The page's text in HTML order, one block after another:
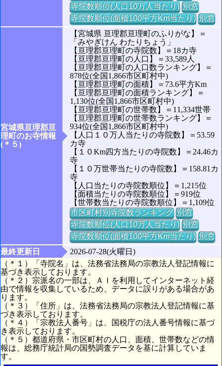
寺院数順位(人口10万人当たり) 別窓
寺院数順位(面積100平方Km当たり) 別窓
宮城県亘理郡亘
理町のお寺情報
(＊５)
【宮城県 亘理郡亘理町のふりがな】＝
「みやぎけん わたりちょう」
【亘理郡亘理町の寺院数】＝18カ寺
【亘理郡亘理町の人口】＝33,589人
【亘理郡亘理町の人口数ランキング】＝
878位(全国1,866市区町村中)
【亘理郡亘理町の面積】＝73.6平方Km
【亘理郡亘理町の面積ランキング】＝
1,130位(全国1,866市区町村中)
【亘理郡亘理町の世帯数】＝11,334世帯
【亘理郡亘理町の世帯数ランキング】＝
934位(全国1,866市区町村中)
【人口１０万人当たりの寺院数】＝53.59
カ寺
【１０Km四方当たりの寺院数】＝24.46カ
寺
【１０万世帯当たりの寺院数】＝158.81カ
寺
【人口当たりの寺院数順位】＝1,215位
【面積当たりの寺院数順位】＝919位
【世帯数当たりの寺院数順位】＝1,109位
市区町村別寺院数ランキング 別窓
寺院数順位(人口10万人当たり) 別窓
寺院数順位(面積100平方Km当たり) 別窓
最終更新日
2026-07-28(火曜日)
（＊１）「寺院名」は、法務省法務局の宗教法人登記情報に
基づき表示しております。
（＊２）宗派名の一部は、ＡＩを利用してインターネット経
由で情報を収集しているため、データに誤りがある場合があ
ります。
（＊３）「住所」は、法務省法務局の宗教法人登記情報に基
づき表示しております。
（＊４）「宗教法人番号」は、国税庁の法人番号情報に基づ
き表示しております。
（＊５）都道府県・市区町村の人口、面積、世帯数などの情
報は、総務庁統計局の国勢調査データを基に計算していま
す。